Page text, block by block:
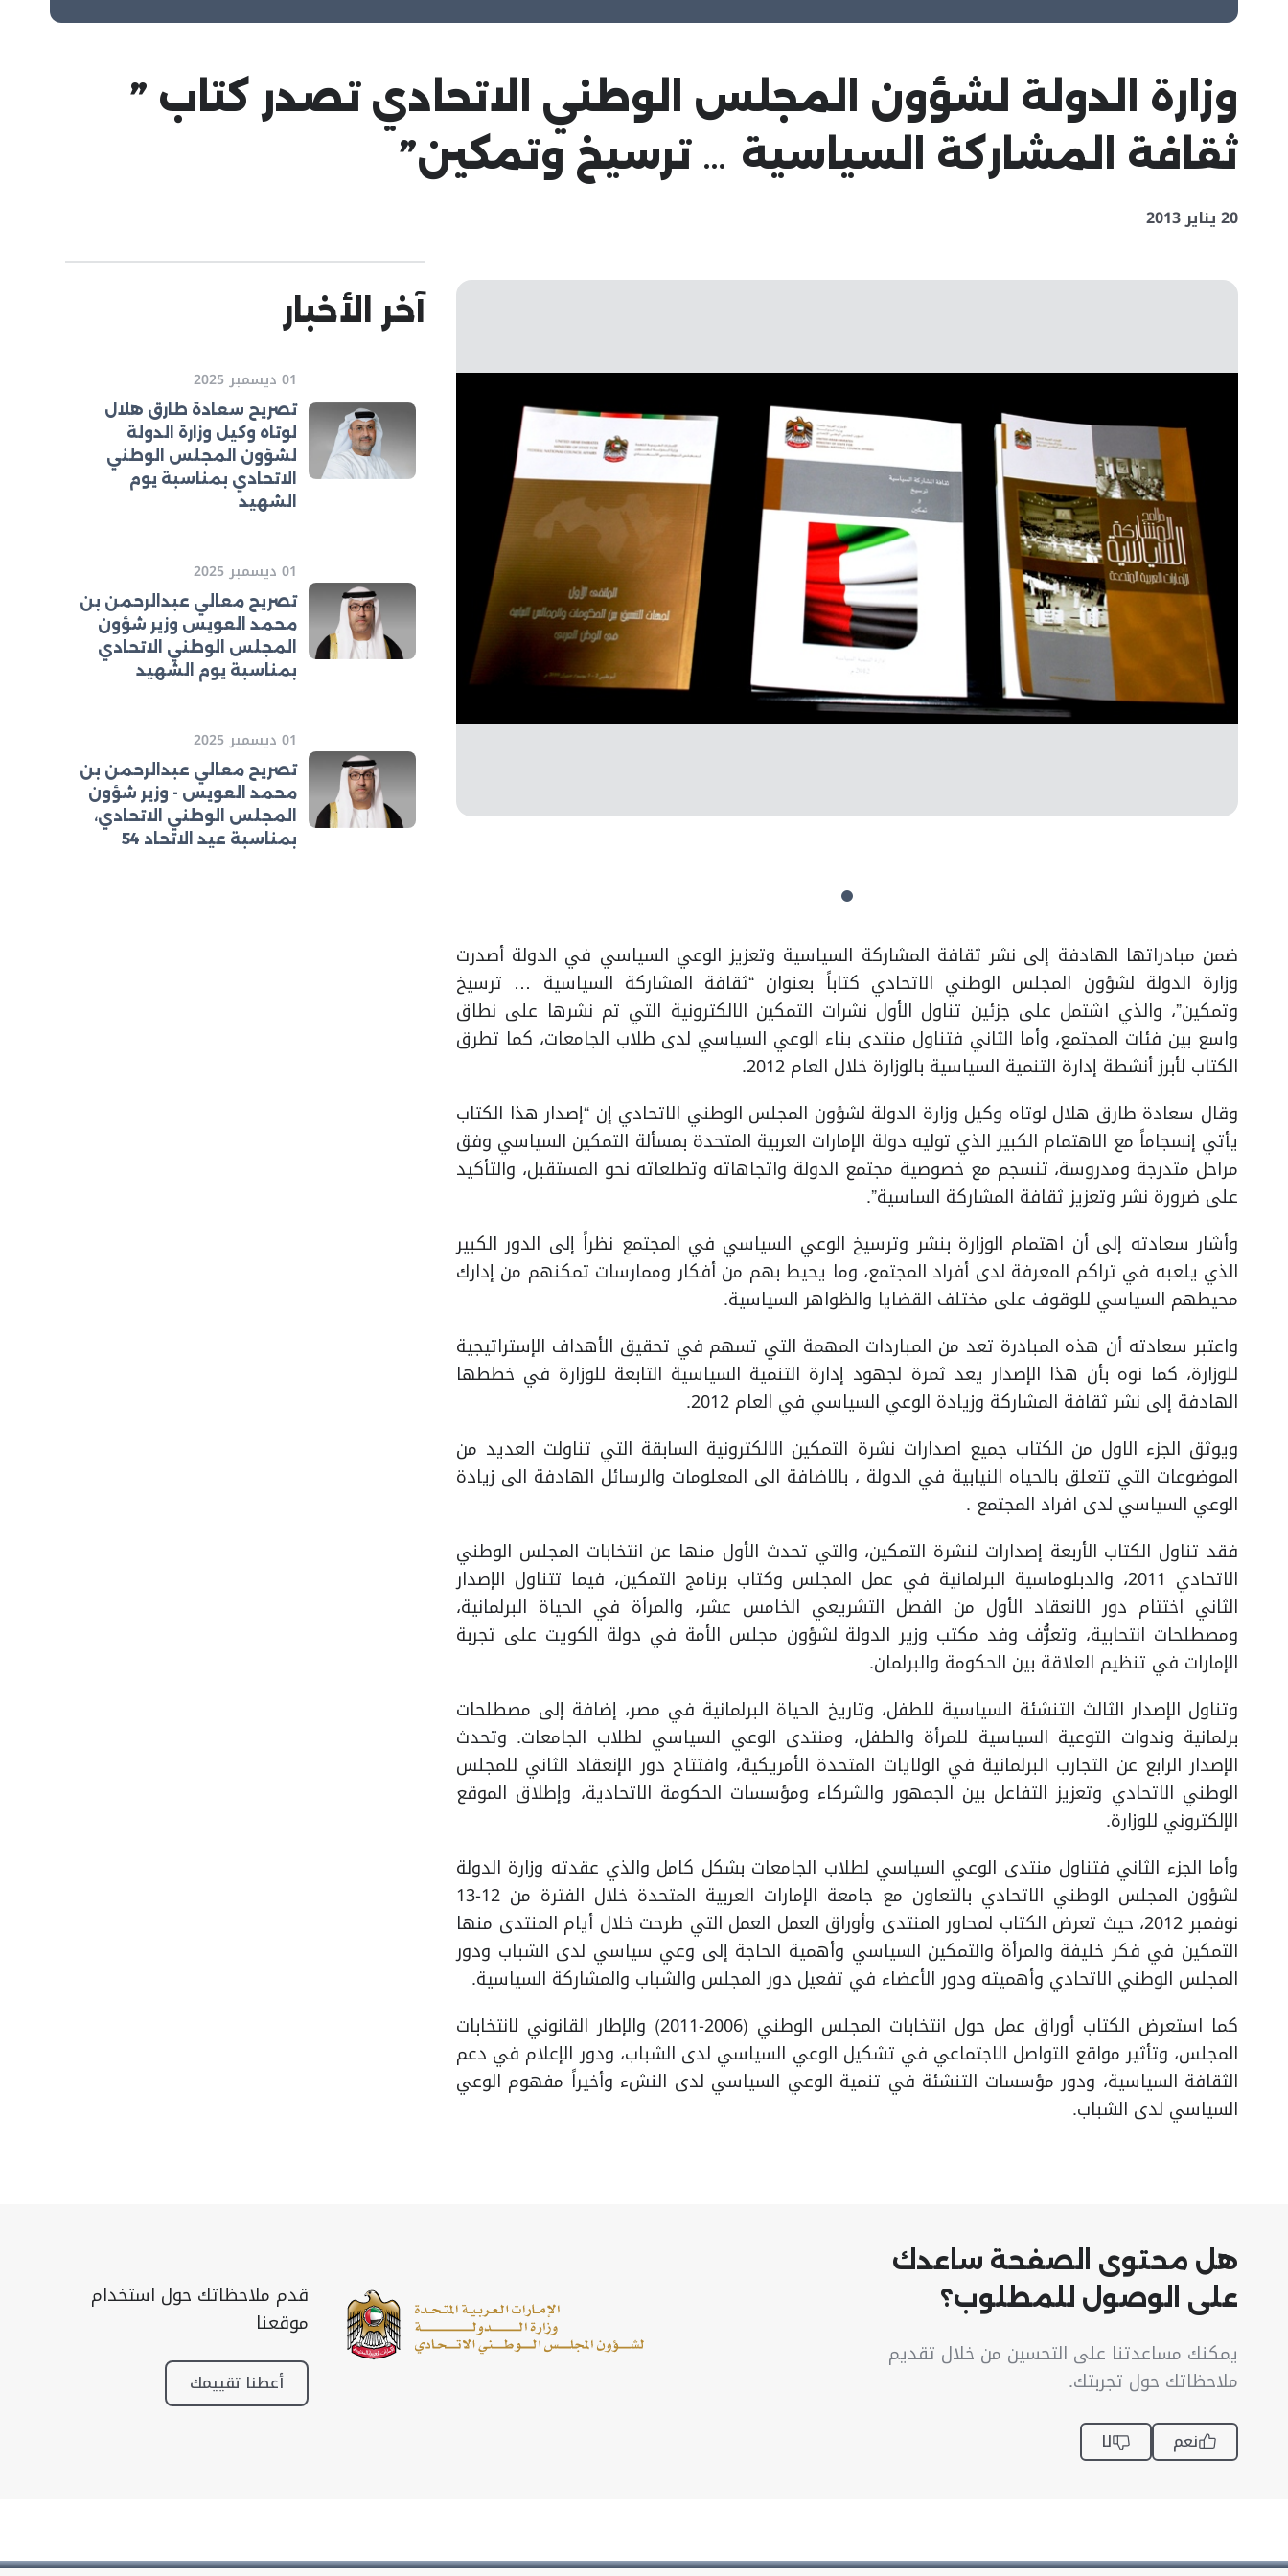
وزارة الدولة لشؤون المجلس الوطني الاتحادي تصدر كتاب ”
ثقافة المشاركة السياسية … ترسيخ وتمكين”
20 يناير 2013
ضمن مبادراتها الهادفة إلى نشر ثقافة المشاركة السياسية وتعزيز الوعي السياسي في الدولة أصدرت
وزارة الدولة لشؤون المجلس الوطني الاتحادي كتاباً بعنوان “ثقافة المشاركة السياسية … ترسيخ
وتمكين”، والذي اشتمل على جزئين تناول الأول نشرات التمكين الالكترونية التي تم نشرها على نطاق
واسع بين فئات المجتمع، وأما الثاني فتناول منتدى بناء الوعي السياسي لدى طلاب الجامعات، كما تطرق
الكتاب لأبرز أنشطة إدارة التنمية السياسية بالوزارة خلال العام 2012.
وقال سعادة طارق هلال لوتاه وكيل وزارة الدولة لشؤون المجلس الوطني الاتحادي إن “إصدار هذا الكتاب
يأتي إنسجاماً مع الاهتمام الكبير الذي توليه دولة الإمارات العربية المتحدة بمسألة التمكين السياسي وفق
مراحل متدرجة ومدروسة، تنسجم مع خصوصية مجتمع الدولة واتجاهاته وتطلعاته نحو المستقبل، والتأكيد
على ضرورة نشر وتعزيز ثقافة المشاركة الساسية”.
وأشار سعادته إلى أن اهتمام الوزارة بنشر وترسيخ الوعي السياسي في المجتمع نظراً إلى الدور الكبير
الذي يلعبه في تراكم المعرفة لدى أفراد المجتمع، وما يحيط بهم من أفكار وممارسات تمكنهم من إدارك
محيطهم السياسي للوقوف على مختلف القضايا والظواهر السياسية.
واعتبر سعادته أن هذه المبادرة تعد من المباردات المهمة التي تسهم في تحقيق الأهداف الإستراتيجية
للوزارة، كما نوه بأن هذا الإصدار يعد ثمرة لجهود إدارة التنمية السياسية التابعة للوزارة في خططها
الهادفة إلى نشر ثقافة المشاركة وزيادة الوعي السياسي في العام 2012.
ويوثق الجزء الاول من الكتاب جميع اصدارات نشرة التمكين الالكترونية السابقة التي تناولت العديد من
الموضوعات التي تتعلق بالحياه النيابية في الدولة ، بالاضافة الى المعلومات والرسائل الهادفة الى زيادة
الوعي السياسي لدى افراد المجتمع .
فقد تناول الكتاب الأربعة إصدارات لنشرة التمكين، والتي تحدث الأول منها عن انتخابات المجلس الوطني
الاتحادي 2011، والدبلوماسية البرلمانية في عمل المجلس وكتاب برنامج التمكين، فيما تتناول الإصدار
الثاني اختتام دور الانعقاد الأول من الفصل التشريعي الخامس عشر، والمرأة في الحياة البرلمانية،
ومصطلحات انتحابية، وتعرُّف وفد مكتب وزير الدولة لشؤون مجلس الأمة في دولة الكويت على تجربة
الإمارات في تنظيم العلاقة بين الحكومة والبرلمان.
وتناول الإصدار الثالث التنشئة السياسية للطفل، وتاريخ الحياة البرلمانية في مصر، إضافة إلى مصطلحات
برلمانية وندوات التوعية السياسية للمرأة والطفل، ومنتدى الوعي السياسي لطلاب الجامعات. وتحدث
الإصدار الرابع عن التجارب البرلمانية في الولايات المتحدة الأمريكية، وافتتاح دور الإنعقاد الثاني للمجلس
الوطني الاتحادي وتعزيز التفاعل بين الجمهور والشركاء ومؤسسات الحكومة الاتحادية، وإطلاق الموقع
الإلكتروني للوزارة.
وأما الجزء الثاني فتناول منتدى الوعي السياسي لطلاب الجامعات بشكل كامل والذي عقدته وزارة الدولة
لشؤون المجلس الوطني الاتحادي بالتعاون مع جامعة الإمارات العربية المتحدة خلال الفترة من 12-13
نوفمبر 2012، حيث تعرض الكتاب لمحاور المنتدى وأوراق العمل العمل التي طرحت خلال أيام المنتدى منها
التمكين في فكر خليفة والمرأة والتمكين السياسي وأهمية الحاجة إلى وعي سياسي لدى الشباب ودور
المجلس الوطني الاتحادي وأهميته ودور الأعضاء في تفعيل دور المجلس والشباب والمشاركة السياسية.
كما استعرض الكتاب أوراق عمل حول انتخابات المجلس الوطني (2006-2011) والإطار القانوني لانتخابات
المجلس، وتأثير مواقع التواصل الاجتماعي في تشكيل الوعي السياسي لدى الشباب، ودور الإعلام في دعم
الثقافة السياسية، ودور مؤسسات التنشئة في تنمية الوعي السياسي لدى النشء وأخيراً مفهوم الوعي
السياسي لدى الشباب.
آخر الأخبار
01 ديسمبر 2025
تصريح سعادة طارق هلال
لوتاه وكيل وزارة الدولة
لشؤون المجلس الوطني
الاتحادي بمناسبة يوم
الشهيد
01 ديسمبر 2025
تصريح معالي عبدالرحمن بن
محمد العويس وزير شؤون
المجلس الوطني الاتحادي
بمناسبة يوم الشهيد
01 ديسمبر 2025
تصريح معالي عبدالرحمن بن
محمد العويس - وزير شؤون
المجلس الوطني الاتحادي،
بمناسبة عيد الاتحاد 54
هل محتوى الصفحة ساعدك
على الوصول للمطلوب؟
يمكنك مساعدتنا على التحسين من خلال تقديم
ملاحظاتك حول تجربتك.
نعم لا
قدم ملاحظاتك حول استخدام
موقعنا
أعطنا تقييمك